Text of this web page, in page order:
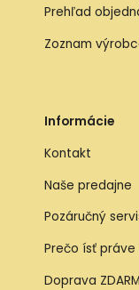
Prehľad
Zoznam
Informácie
Kontakt
Naše predajne
Pozáručný
Prečo ísť
Doprava